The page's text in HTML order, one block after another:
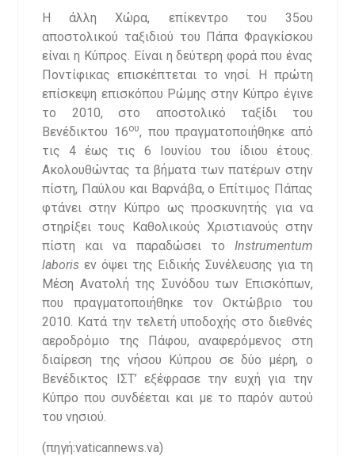
Η άλλη Χώρα, επίκεντρο του 35ου
αποστολικού ταξιδιού του Πάπα Φραγκίσκου
είναι η Κύπρος. Είναι η δεύτερη φορά που ένας
Ποντίφικας επισκέπτεται το νησί. Η πρώτη
επίσκεψη επισκόπου Ρώμης στην Κύπρο έγινε
το 2010, στο αποστολικό ταξίδι του
Βενέδικτου 16ου, που πραγματοποιήθηκε από
τις 4 έως τις 6 Ιουνίου του ίδιου έτους.
Ακολουθώντας τα βήματα των πατέρων στην
πίστη, Παύλου και Βαρνάβα, ο Επίτιμος Πάπας
φτάνει στην Κύπρο ως προσκυνητής για να
στηρίξει τους Καθολικούς Χριστιανούς στην
πίστη και να παραδώσει το Instrumentum
laboris εν όψει της Ειδικής Συνέλευσης για τη
Μέση Ανατολή της Συνόδου των Επισκόπων,
που πραγματοποιήθηκε τον Οκτώβριο του
2010. Κατά την τελετή υποδοχής στο διεθνές
αεροδρόμιο της Πάφου, αναφερόμενος στη
διαίρεση της νήσου Κύπρου σε δύο μέρη, ο
Βενέδικτος ΙΣΤ’ εξέφρασε την ευχή για την
Κύπρο που συνδέεται και με το παρόν αυτού
του νησιού.
(πηγή:vaticannews.va)